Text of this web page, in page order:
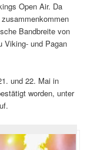
Open Air. Da
Bandbreite von
Viking- und Pagan
und 22. Mai in
worden, unter